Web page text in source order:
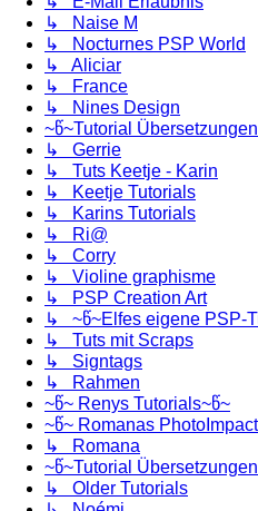
↳ Naise M
↳ Nocturnes PSP World
↳ Aliciar
↳ France
↳ Nines Design
~წ~Tutorial
↳ Gerrie
↳ Tuts Keetje - Karin
↳ Keetje Tutorials
↳ Karins Tutorials
↳ Ri@
↳ Corry
↳ Violine graphisme
↳ PSP Creation Art
↳ ~წ~Elfes eigene PSP-
↳ Tuts mit Scraps
↳ Signtags
↳ Rahmen
~წ~ Renys Tutorials~წ~
~წ~ Romanas
↳ Romana
~წ~Tutorial
↳ Older Tutorials